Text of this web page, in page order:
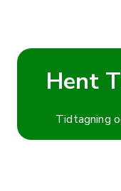
Hent
Tidtagning